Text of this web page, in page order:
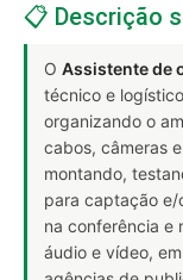
📋 Descrição
O Assistente de
técnico e
organizando o
cabos, câmeras
montando,
para captação e/
na conferência e
áudio e vídeo,